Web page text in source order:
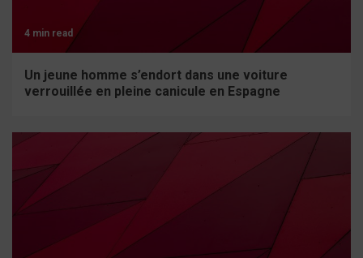
4 min read
Un jeune homme s’endort dans une voiture
verrouillée en pleine canicule en Espagne